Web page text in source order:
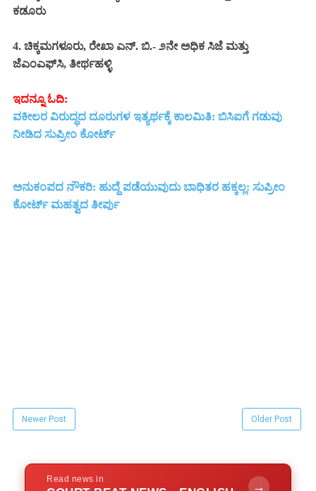
ಕಡೂರು
4. ಚಿಕ್ಕಮಗಳೂರು, ರೇಖಾ ಎನ್. ಬಿ.- ೨ನೇ ಅಧಿಕ ಸಿಜೆ ಮತ್ತು
ಜೆಎಂಎಫ್‌ಸಿ, ತೀರ್ಥಹಳ್ಳಿ
ಇದನ್ನೂ ಓದಿ:
ವಕೀಲರ ವಿರುದ್ಧದ ದೂರುಗಳ ಇತ್ಯರ್ಥಕ್ಕೆ ಕಾಲಮಿತಿ: ಬಿಸಿಐಗೆ ಗಡುವು
ನೀಡಿದ ಸುಪ್ರೀಂ ಕೋರ್ಟ್
ಅನುಕಂಪದ ನೌಕರಿ: ಹುದ್ದೆ ಪಡೆಯುವುದು ಬಾಧಿತರ ಹಕ್ಕಲ್ಲ: ಸುಪ್ರೀಂ
ಕೋರ್ಟ್ ಮಹತ್ವದ ತೀರ್ಪು
Newer Post Older Post
Read news in
→